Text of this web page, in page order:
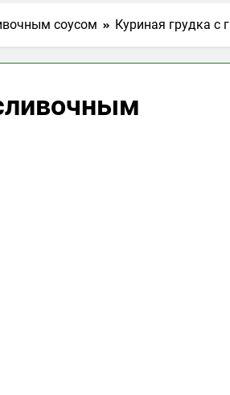
соусом Куриная грудка с